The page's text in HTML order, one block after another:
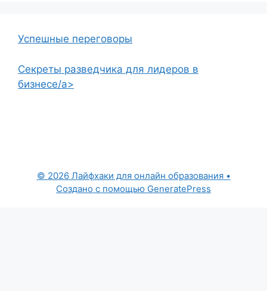
Успешные переговоры
Секреты разведчика для лидеров в
бизнесе/a>
© 2026 Лайфхаки для онлайн образования•
Создано с помощью GeneratePress